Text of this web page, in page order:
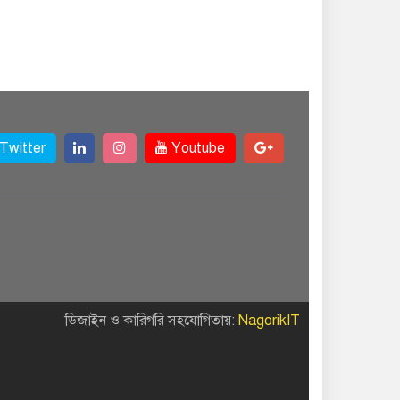
Twitter Youtube
ডিজাইন ও কারিগরি সহযোগিতায়: NagorikIT